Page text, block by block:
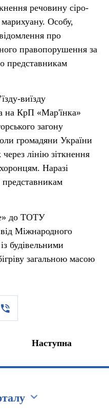
речовину сіро-
марихуану. Особу,
про
правопорушення за
представникам
виїзду
на КрП «Мар'їнка»
загону
громадяни України
лінію зіткнення
Наразі
до ТОТУ
Міжнародного
будівельними
загальною масою
Наступна